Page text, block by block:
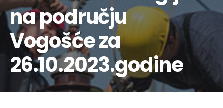
na području
Vogošće za
26.10.2023.godine